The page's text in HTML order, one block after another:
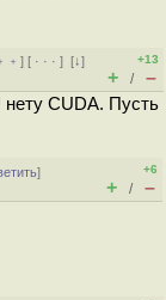
] [ · · ·][↓]
+13
+ / –
CUDA. Пусть
]
+6
+ / –